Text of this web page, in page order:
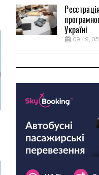
Україні
09:49,